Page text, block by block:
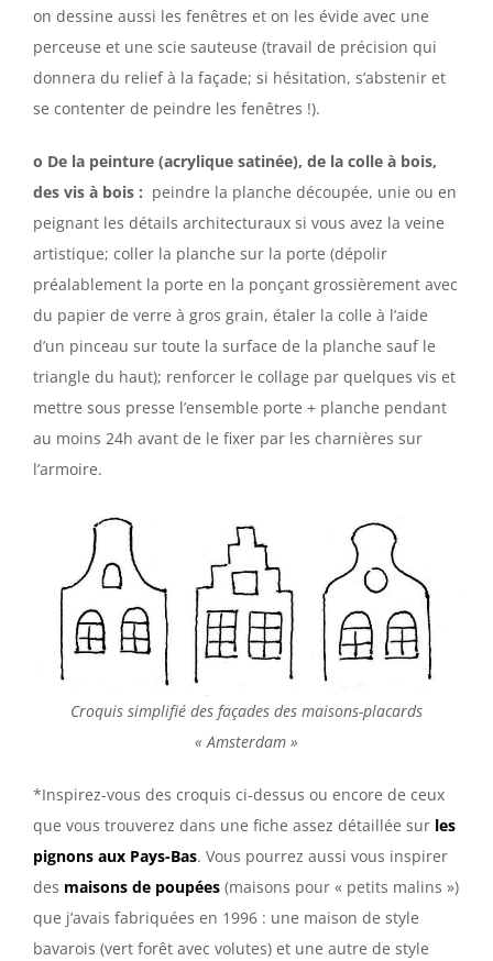
on dessine aussi les fenêtres et on les évide avec une
perceuse et une scie sauteuse (travail de précision qui
donnera du relief à la façade; si hésitation, s’abstenir et
se contenter de peindre les fenêtres !).
o De la peinture (acrylique satinée), de la colle à bois,
des vis à bois : peindre la planche découpée, unie ou en
peignant les détails architecturaux si vous avez la veine
artistique; coller la planche sur la porte (dépolir
préalablement la porte en la ponçant grossièrement avec
du papier de verre à gros grain, étaler la colle à l’aide
d’un pinceau sur toute la surface de la planche sauf le
triangle du haut); renforcer le collage par quelques vis et
mettre sous presse l’ensemble porte + planche pendant
au moins 24h avant de le fixer par les charnières sur
l’armoire.
Croquis simplifié des façades des maisons-placards
« Amsterdam »
*Inspirez-vous des croquis ci-dessus ou encore de ceux
que vous trouverez dans une fiche assez détaillée sur les
pignons aux Pays-Bas. Vous pourrez aussi vous inspirer
des maisons de poupées (maisons pour « petits malins »)
que j’avais fabriquées en 1996 : une maison de style
bavarois (vert forêt avec volutes) et une autre de style